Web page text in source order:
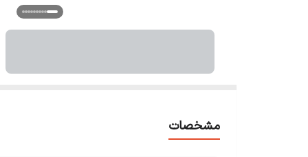
مشخصات